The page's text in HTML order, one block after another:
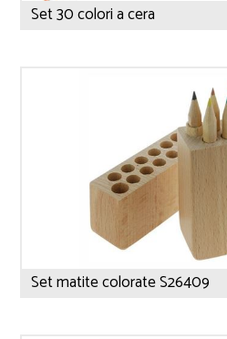
Set 30 colori a cera
Set matite colorate S26409